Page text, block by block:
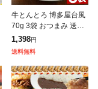
牛とんとろ 博多屋台風
70g 3袋 おつまみ 送料
無料 お試し 国産 和牛
牛肉 トントロ 豚とろ
お
1,398円
送料無料